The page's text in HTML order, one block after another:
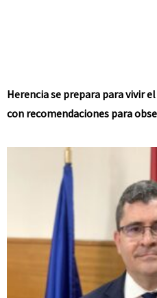
Herencia se prepara para vivir
con recomendaciones para